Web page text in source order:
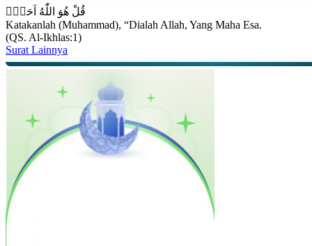
قُلْ هُوَ اللّٰهُ اَحَدٌۚ
Katakanlah (Muhammad), “Dialah Allah, Yang Maha Esa.
(QS. Al-Ikhlas:1)
Surat Lainnya